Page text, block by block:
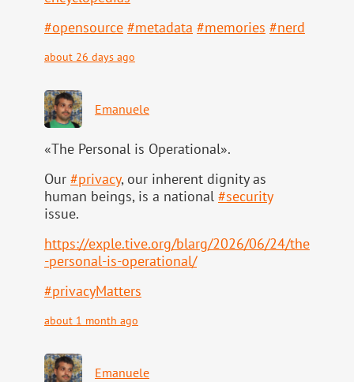
#opensource #metadata #memories #nerd
about 26 days ago
Emanuele
«The Personal is Operational».
Our #privacy, our inherent dignity as
human beings, is a national #security
issue.
https://exple.tive.org/blarg/2026/06/24/the
-personal-is-operational/
#privacyMatters
about 1 month ago
Emanuele